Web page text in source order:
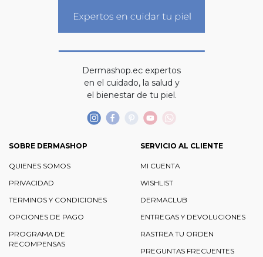
Dermashop.ec expertos
en el cuidado, la salud y
el bienestar de tu piel.
SOBRE DERMASHOP
QUIENES SOMOS
PRIVACIDAD
TERMINOS Y CONDICIONES
OPCIONES DE PAGO
PROGRAMA DE
RECOMPENSAS
SERVICIO AL CLIENTE
MI CUENTA
WISHLIST
DERMACLUB
ENTREGAS Y DEVOLUCIONES
RASTREA TU ORDEN
PREGUNTAS FRECUENTES